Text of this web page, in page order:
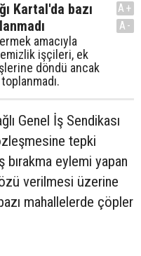
Kartal'da bazı
amacıyla
işçileri, ek
döndü ancak
A+
A-
Genel İş Sendikası
tepki
eylemi yapan
verilmesi üzerine
mahallelerde çöpler